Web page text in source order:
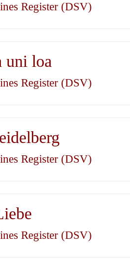
Register (DSV)
uni loa
Register (DSV)
Register (DSV)
Register (DSV)